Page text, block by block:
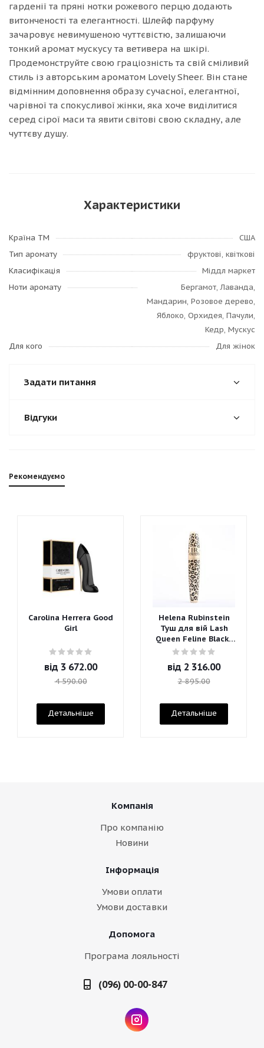
гарденії та пряні нотки рожевого перцю додають
витонченості та елегантності. Шлейф парфуму
зачаровує невимушеною чуттєвістю, залишаючи
тонкий аромат мускусу та ветивера на шкірі.
Продемонструйте свою граціозність та свій сміливий
стиль із авторським ароматом Lovely Sheer. Він стане
відмінним доповнення образу сучасної, елегантної,
чарівної та спокусливої ​​жінки, яка хоче виділитися
серед сірої маси та явити світові свою складну, але
чуттєву душу.
Характеристики
Країна ТМ
США
Тип аромату
фруктові, квіткові
Класифікація
Міддл маркет
Ноти аромату
Бергамот, Лаванда,
Мандарин, Розовое дерево,
Яблоко, Орхидея, Пачули,
Кедр, Мускус
Для кого
Для жінок
Задати питання
Відгуки
Рекомендуємо
Carolina Herrera Good
Girl
від 3 672.00
4 590.00
Детальніше
Helena Rubinstein
Туш для вій Lash
Queen Feline Blacks
Mascara
від 2 316.00
2 895.00
Детальніше
Компанія
Про компанію
Новини
Інформація
Умови оплати
Умови доставки
Допомога
Програма лояльності
(096) 00-00-847